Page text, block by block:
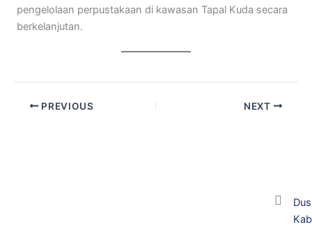
pengelolaan perpustakaan di kawasan Tapal Kuda secara
berkelanjutan.
PREVIOUS NEXT